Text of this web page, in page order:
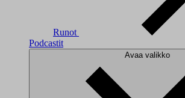
Runot
Podcastit
Avaa valikko